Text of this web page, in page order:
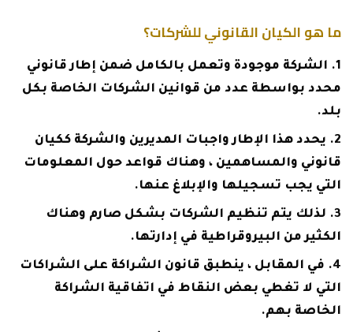
ما هو الكيان القانوني للشركات؟
الشركة موجودة وتعمل بالكامل ضمن إطار قانوني
محدد بواسطة عدد من قوانين الشركات الخاصة بكل
بلد.
يحدد هذا الإطار واجبات المديرين والشركة ككيان
قانوني والمساهمين ، وهناك قواعد حول المعلومات
التي يجب تسجيلها والإبلاغ عنها.
لذلك يتم تنظيم الشركات بشكل صارم وهناك
الكثير من البيروقراطية في إدارتها.
في المقابل ، ينطبق قانون الشراكة على الشراكات
التي لا تغطي بعض النقاط في اتفاقية الشراكة
الخاصة بهم.